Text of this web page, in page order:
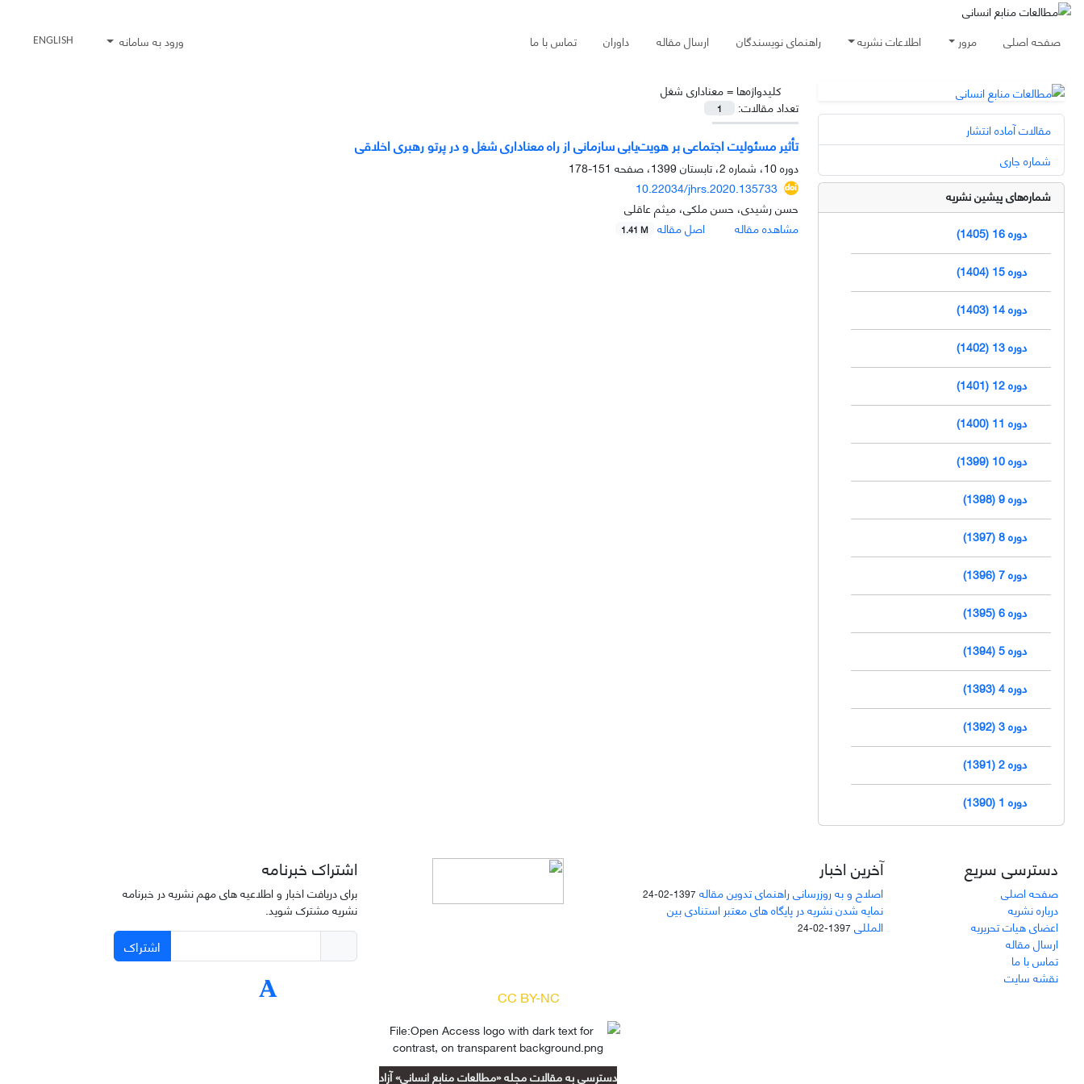
صفحه اصلی مرور اطلاعات نشریه راهنمای نویسندگان ارسال مقاله داوران تماس با ما ورود به سامانه ENGLISH
کلیدواژه‌ها =معناداری شغل
تعداد مقالات:
1
تأثیر مسئولیت اجتماعی بر هویت‌یابی سازمانی از راه معناداری شغل و در پرتو رهبری اخلاقی
دوره 10، شماره 2، تابستان 1399، صفحه
151-178
10.22034/jhrs.2020.135733
حسن رشیدی، حسن ملکی، میثم عاقلی
مشاهده مقاله
اصل مقاله 1.41 M
مقالات آماده انتشار
شماره جاری
شماره‌های پیشین نشریه
دوره 16 (1405)
دوره 15 (1404)
دوره 14 (1403)
دوره 13 (1402)
دوره 12 (1401)
دوره 11 (1400)
دوره 10 (1399)
دوره 9 (1398)
دوره 8 (1397)
دوره 7 (1396)
دوره 6 (1395)
دوره 5 (1394)
دوره 4 (1393)
دوره 3 (1392)
دوره 2 (1391)
دوره 1 (1390)
دسترسی سریع
صفحه اصلی
درباره نشریه
اعضای هیات تحریریه
ارسال مقاله
تماس با ما
نقشه سایت
آخرین اخبار
اصلاح و به روزرسانی راهنمای تدوین مقاله 1397-02-24
نمایه شدن نشریه در پایگاه های معتبر استنادی بین
المللی 1397-02-24
CC BY-NC
دسترسی به مقالات مجله «مطالعات منابع انسانی» آزاد
اشتراک خبرنامه
برای دریافت اخبار و اطلاعیه های مهم نشریه در خبرنامه
نشریه مشترک شوید.
اشتراک